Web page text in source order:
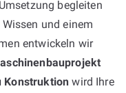
begleiten
und einem
entwickeln wir
Konstruktion wird Ihre